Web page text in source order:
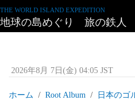
THE WORLD ISLAND EXPEDITION
地球の島めぐり 旅の鉄人
2026年8月 7日(金) 04:05 JST
ホーム Root Album
日本のゴ